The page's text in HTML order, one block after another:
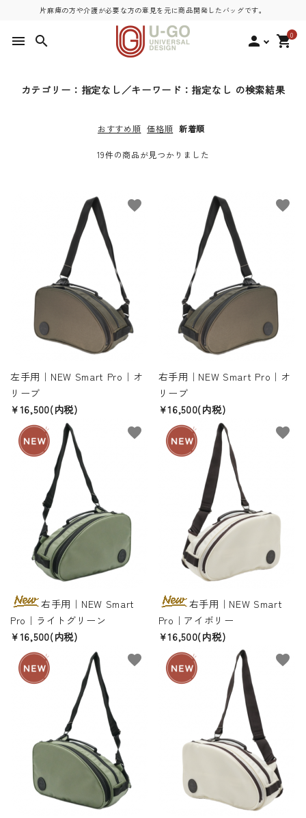
片麻痺の方や介護が必要な方の意見を元に商品開発したバッグです。
menu search person 0
shopping_cart
search
Smart Pro｜特別価格（在庫限
NEW Smart Pro
カテゴリー：指定なし／キーワード：指定なし の検索結果
おすすめ順 価格順 新着順
19件の商品が見つかりました
左手用｜NEW Smart Pro｜オ
リーブ
¥16,500(内税)
favorite
右手用｜NEW Smart Pro｜オ
リーブ
¥16,500(内税)
favorite
右手用｜NEW Smart
Pro｜ライトグリーン
¥16,500(内税)
favorite
右手用｜NEW Smart
Pro｜アイボリー
¥16,500(内税)
favorite
favorite favorite